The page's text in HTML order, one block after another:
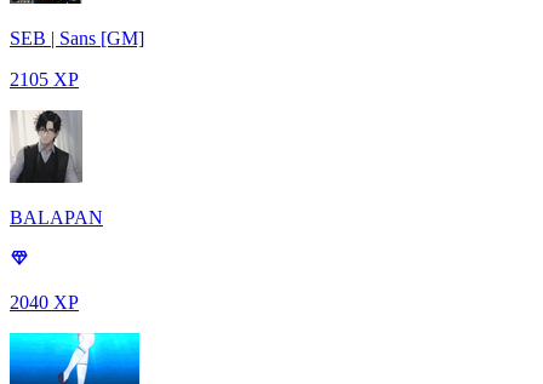
SEB | Sans [GM]
2105 XP
BALAPAN
2040 XP